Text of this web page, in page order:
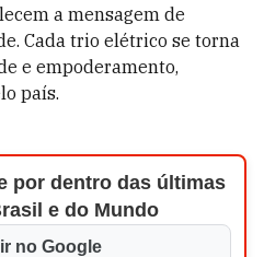
a mensagem de
Cada trio elétrico se torna
e empoderamento,
país.
por dentro das últimas
e do Mundo
no Google